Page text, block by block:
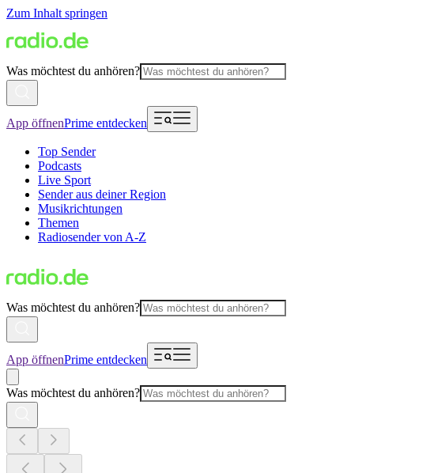
Zum Inhalt springen
Was möchtest du anhören?
App öffnenPrime entdecken
Top Sender
Podcasts
Live Sport
Sender aus deiner Region
Musikrichtungen
Themen
Radiosender von A-Z
Was möchtest du anhören?
App öffnenPrime entdecken
Was möchtest du anhören?